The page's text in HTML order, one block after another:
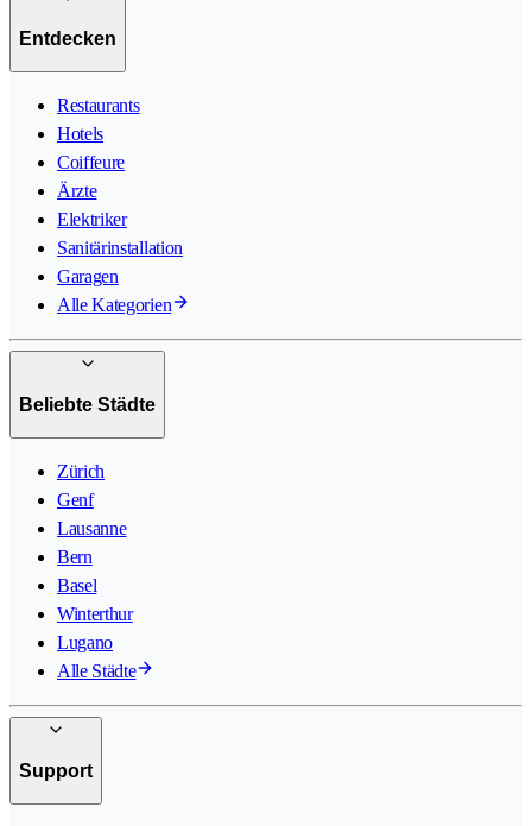
Entdecken
Restaurants
Hotels
Coiffeure
Ärzte
Elektriker
Sanitärinstallation
Garagen
Alle Kategorien
Beliebte Städte
Zürich
Genf
Lausanne
Bern
Basel
Winterthur
Lugano
Alle Städte
Support